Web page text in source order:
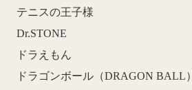
テニスの王子様
Dr.STONE
ドラえもん
ドラゴンボール（DRAGON BALL）